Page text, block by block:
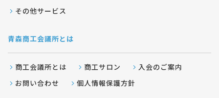
その他サービス
青森商工会議所とは
商工会議所とは 商工サロン
入会のご案内
お問い合わせ
個人情報保護方針